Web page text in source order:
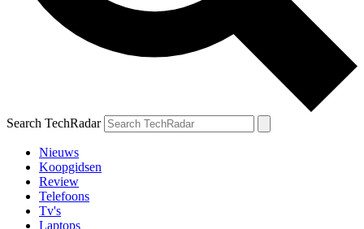
Search TechRadar
Nieuws
Koopgidsen
Review
Telefoons
Tv's
Laptops